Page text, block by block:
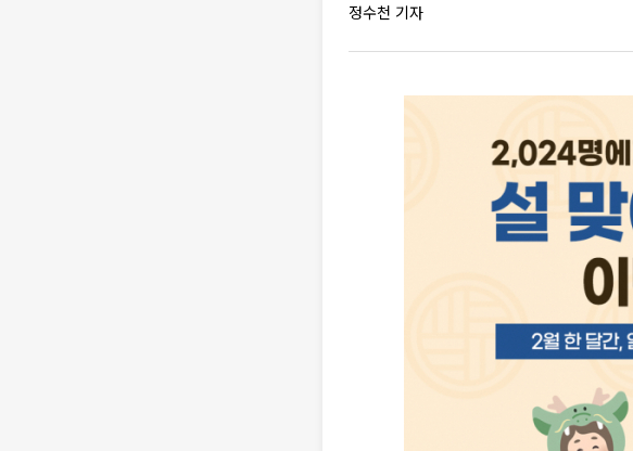
정수천 기자